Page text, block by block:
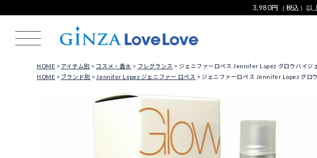
3,980円（税込）以
HOME アイテム別 コスメ・香水 フレグランス
ジェニファーロペス Jennifer Lopez グロウバイジ
HOME
ブランド別 Jennifer Lopez ジェニファー ロペス ジェニファーロペス Jennifer Lopez グロ